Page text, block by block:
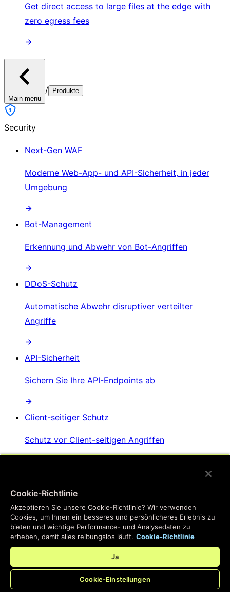
Get direct access to large files at the edge with
zero egress fees
Main menu
/ Produkte
Security
Next-Gen WAF
Moderne Web-App- und API-Sicherheit, in jeder
Umgebung
Bot-Management
Erkennung und Abwehr von Bot-Angriffen
DDoS-Schutz
Automatische Abwehr disruptiver verteilter
Angriffe
API-Sicherheit
Sichern Sie Ihre API-Endpoints ab
Client-seitiger Schutz
Schutz vor Client-seitigen Angriffen
Verhindern Sie, dass KI-Bots Website-Inhalte
scrapen
Cookie-Richtlinie
Akzeptieren Sie unsere Cookie-Richtlinie? Wir verwenden
Cookies, um Ihnen ein besseres und persönlicheres Erlebnis zu
bieten und wichtige Performance- und Analysedaten zu
erheben, damit alles reibungslos läuft. Cookie-Richtlinie
Ja
Cookie-Einstellungen